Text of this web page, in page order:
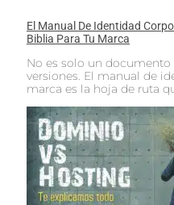
El Manual De Identidad
Biblia Para Tu Marca
No es solo un
versiones. El manual de
marca es la hoja de ruta